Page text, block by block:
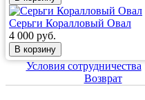
Серьги Коралловый Овал
4 000 руб.
Условия сотрудничества
Возврат